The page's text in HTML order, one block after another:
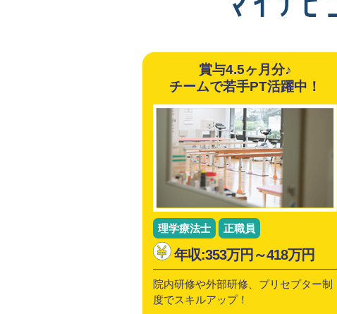
賞与4.5ヶ月分♪
チームで若手PT活躍中！
理学療法士 正職員
年収:353万円～418万円
院内研修や外部研修、プリセプター制
度でスキルアップ！